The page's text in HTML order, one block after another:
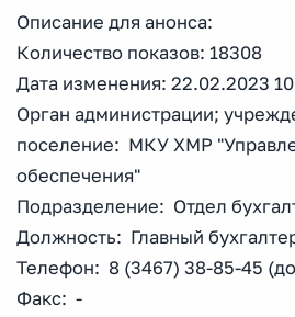
Описание для анонса:
Количество показов: 18308
Дата изменения: 22.02.2023
Орган администрации;
поселение: МКУ ХМР
обеспечения"
Подразделение: Отдел
Должность: Главный
Телефон: 8 (3467) 38-85-45
Факс: -